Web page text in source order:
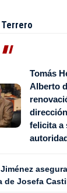
Tomás
Alberto
felicita a
de Josefa